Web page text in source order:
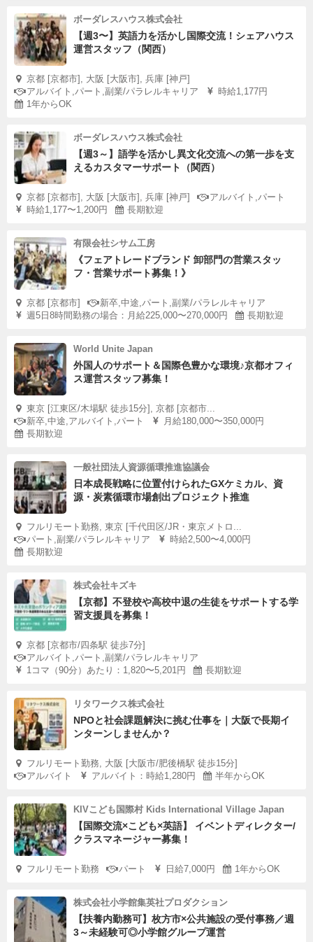
ボーダレスハウス株式会社
【週3〜】英語力を活かし国際交流！シェアハウス
運営スタッフ（関西）
京都 [京都市], 大阪 [大阪市], 兵庫 [神戸]
アルバイト,パート,副業/パラレルキャリア
時給1,177円
1年からOK
ボーダレスハウス株式会社
【週3～】語学を活かし異文化交流への第一歩を支
えるカスタマーサポート（関西）
京都 [京都市], 大阪 [大阪市], 兵庫 [神戸]
アルバイト,パート
時給1,177〜1,200円
長期歓迎
有限会社シサム工房
《フェアトレードブランド 卸部門の営業スタッ
フ・営業サポート募集！》
京都 [京都市]
新卒,中途,パート,副業/パラレルキャリア
週5日8時間勤務の場合：月給225,000〜270,000円
長期歓迎
World Unite Japan
外国人のサポート＆国際色豊かな環境♪京都オフィ
ス運営スタッフ募集！
東京 [江東区/木場駅 徒歩15分], 京都 [京都市...
新卒,中途,アルバイト,パート
月給180,000〜350,000円
長期歓迎
一般社団法人資源循環推進協議会
日本成長戦略に位置付けられたGXケミカル、資
源・炭素循環市場創出プロジェクト推進
フルリモート勤務, 東京 [千代田区/JR・東京メトロ...
パート,副業/パラレルキャリア
時給2,500〜4,000円
長期歓迎
株式会社キズキ
【京都】不登校や高校中退の生徒をサポートする学
習支援員を募集！
京都 [京都市/四条駅 徒歩7分]
アルバイト,パート,副業/パラレルキャリア
1コマ（90分）あたり：1,820〜5,201円
長期歓迎
リタワークス株式会社
NPOと社会課題解決に挑む仕事を｜大阪で長期イ
ンターンしませんか？
フルリモート勤務, 大阪 [大阪市/肥後橋駅 徒歩15分]
アルバイト
アルバイト：時給1,280円 半年からOK
KIVこども国際村 Kids International Village Japan
【国際交流×こども×英語】 イベントディレクター/
クラスマネージャー募集！
フルリモート勤務 パート 日給7,000円 1年からOK
株式会社小学館集英社プロダクション
【扶養内勤務可】枚方市×公共施設の受付事務／週
3～未経験可◎小学館グループ運営